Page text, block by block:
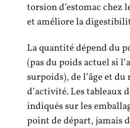
torsion d’estomac chez
et améliore la
La quantité dépend du
(pas du poids actuel si
surpoids), de l’âge et du
d’activité. Les tableaux
indiqués sur les
point de départ, jamais